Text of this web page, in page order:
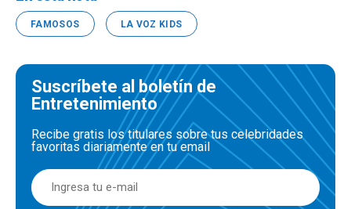
FAMOSOS LA VOZ KIDS
Suscríbete al boletín de
Entretenimiento
Recibe gratis los titulares sobre tus celebridades
favoritas diariamente en tu email